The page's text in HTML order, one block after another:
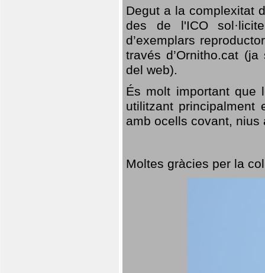
Degut a la complexitat
des de l'ICO
d’exemplars
través d’Ornitho.cat
del web).
És molt important que
utilitzant
amb ocells covant,
Moltes gràcies per la